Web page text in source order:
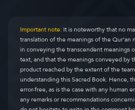
Important note:It is noteworthy that no
translation of the meanings of the Qur’an
in conveying the transcendent meanings
text, and that the meanings conveyed by
product reached by the extent of the
understanding this Sacred Book. Hence,
error-free, as is the case with any human
any remarks or recommendations